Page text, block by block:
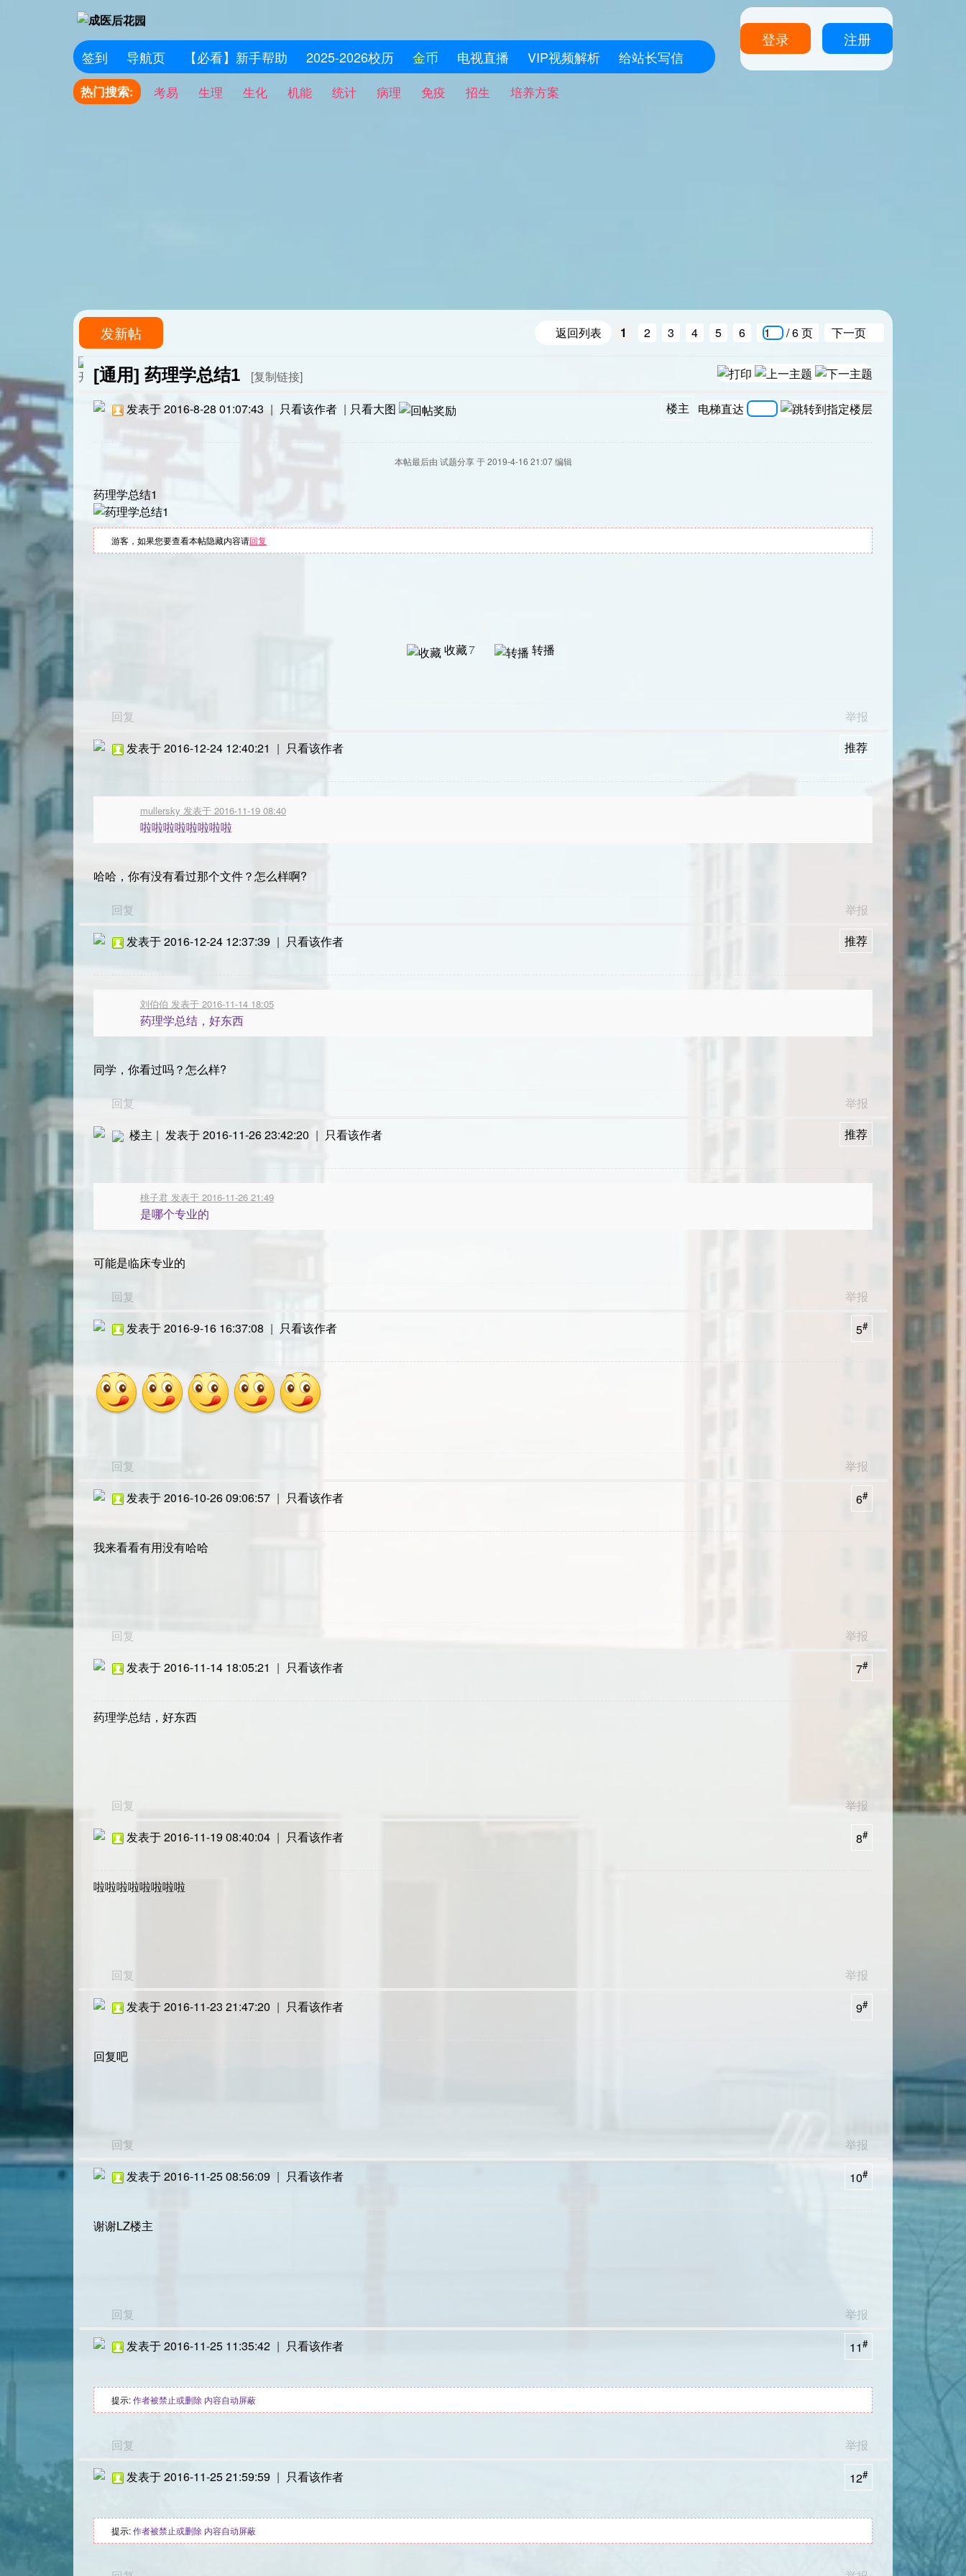
登录 注册
签到 导航页 【必看】新手帮助 2025-2026校历 金币 电视直播 VIP视频解析 给站长写信
热门搜索: 考易 生理 生化 机能 统计 病理 免疫 招生 培养方案
1 2 3 4 5 6 / 6 页 下一页
返回列表
发新帖
[通用] 药理学总结1
[复制链接]
电梯直达
楼主
发表于 2016-8-28 01:07:43 | 只看该作者 | 只看大图
本帖最后由 试题分享 于 2019-4-16 21:07 编辑
药理学总结1
游客，如果您要查看本帖隐藏内容请回复
收藏7 转播
回复
举报
推荐
发表于 2016-12-24 12:40:21 | 只看该作者
mullersky 发表于 2016-11-19 08:40
啦啦啦啦啦啦啦啦
哈哈，你有没有看过那个文件？怎么样啊?
回复
举报
推荐
发表于 2016-12-24 12:37:39 | 只看该作者
刘伯伯 发表于 2016-11-14 18:05
药理学总结，好东西
同学，你看过吗？怎么样?
回复
举报
推荐
楼主 | 发表于 2016-11-26 23:42:20 | 只看该作者
桃子君 发表于 2016-11-26 21:49
是哪个专业的
可能是临床专业的
回复 举报
5#
发表于 2016-9-16 16:37:08 | 只看该作者
回复 举报
6#
发表于 2016-10-26 09:06:57 | 只看该作者
我来看看有用没有哈哈
回复 举报
7#
发表于 2016-11-14 18:05:21 | 只看该作者
药理学总结，好东西
回复 举报
8#
发表于 2016-11-19 08:40:04 | 只看该作者
啦啦啦啦啦啦啦啦
回复 举报
9#
发表于 2016-11-23 21:47:20 | 只看该作者
回复吧
回复 举报
10#
发表于 2016-11-25 08:56:09 | 只看该作者
谢谢LZ楼主
回复 举报
11#
发表于 2016-11-25 11:35:42 | 只看该作者
提示:作者被禁止或删除 内容自动屏蔽
回复 举报
12#
发表于 2016-11-25 21:59:59 | 只看该作者
提示:作者被禁止或删除 内容自动屏蔽